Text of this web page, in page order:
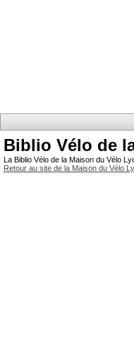
Biblio Vélo de
La Biblio Vélo de la Maison du Vélo
Retour au site de la Maison du Vélo